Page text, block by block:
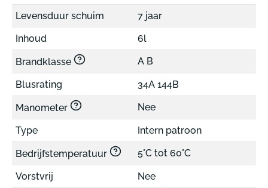
Levensduur schuim
7 jaar
Inhoud
6l
Brandklasse A B
Blusrating 34A 144B
Manometer Nee
Type Intern patroon
Bedrijfstemperatuur 5°C tot 60°C
Vorstvrij Nee